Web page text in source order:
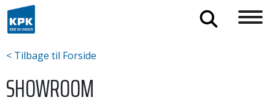
< Tilbage til Forside
SHOWROOM